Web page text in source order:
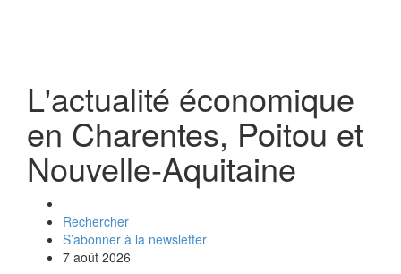
L'actualité économique
en Charentes, Poitou et
Nouvelle-Aquitaine
Rechercher
S’abonner à la newsletter
7 août 2026